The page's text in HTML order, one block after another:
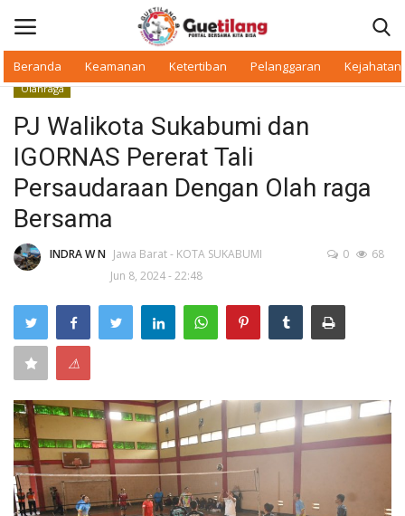
Beranda Keamanan Ketertiban Pelanggaran Kejahatan
Beranda
Daerah
Makan Bergizi
Pelanggaran
Keamanan
Kejahatan
Olahraga
PJ Walikota Sukabumi dan
IGORNAS Pererat Tali
Persaudaraan Dengan Olah raga
Bersama
INDRA W N Jawa Barat - KOTA SUKABUMI
Jun 8, 2024 - 22:48
0 68
⚠